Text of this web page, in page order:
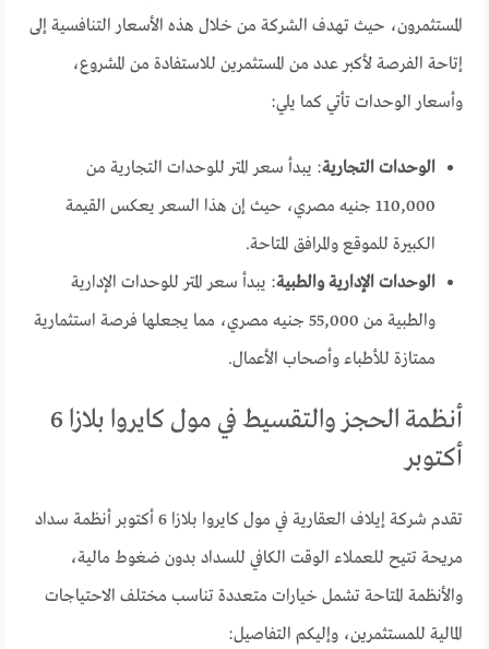
المستثمرون، حيث تهدف الشركة من خلال هذه الأسعار التنافسية إلى
إتاحة الفرصة لأكبر عدد من المستثمرين للاستفادة من المشروع،
وأسعار الوحدات تأتي كما يلي:
الوحدات التجارية: يبدأ سعر المتر للوحدات التجارية من
110,000 جنيه مصري، حيث إن هذا السعر يعكس القيمة
الكبيرة للموقع والمرافق المتاحة.
الوحدات الإدارية والطبية: يبدأ سعر المتر للوحدات الإدارية
والطبية من 55,000 جنيه مصري، مما يجعلها فرصة استثمارية
ممتازة للأطباء وأصحاب الأعمال.
أنظمة الحجز والتقسيط في مول كايروا بلازا 6
أكتوبر
تقدم شركة إيلاف العقارية في مول كايروا بلازا 6 أكتوبر أنظمة سداد
مريحة تتيح للعملاء الوقت الكافي للسداد بدون ضغوط مالية،
والأنظمة المتاحة تشمل خيارات متعددة تناسب مختلف الاحتياجات
المالية للمستثمرين، وإليكم التفاصيل: